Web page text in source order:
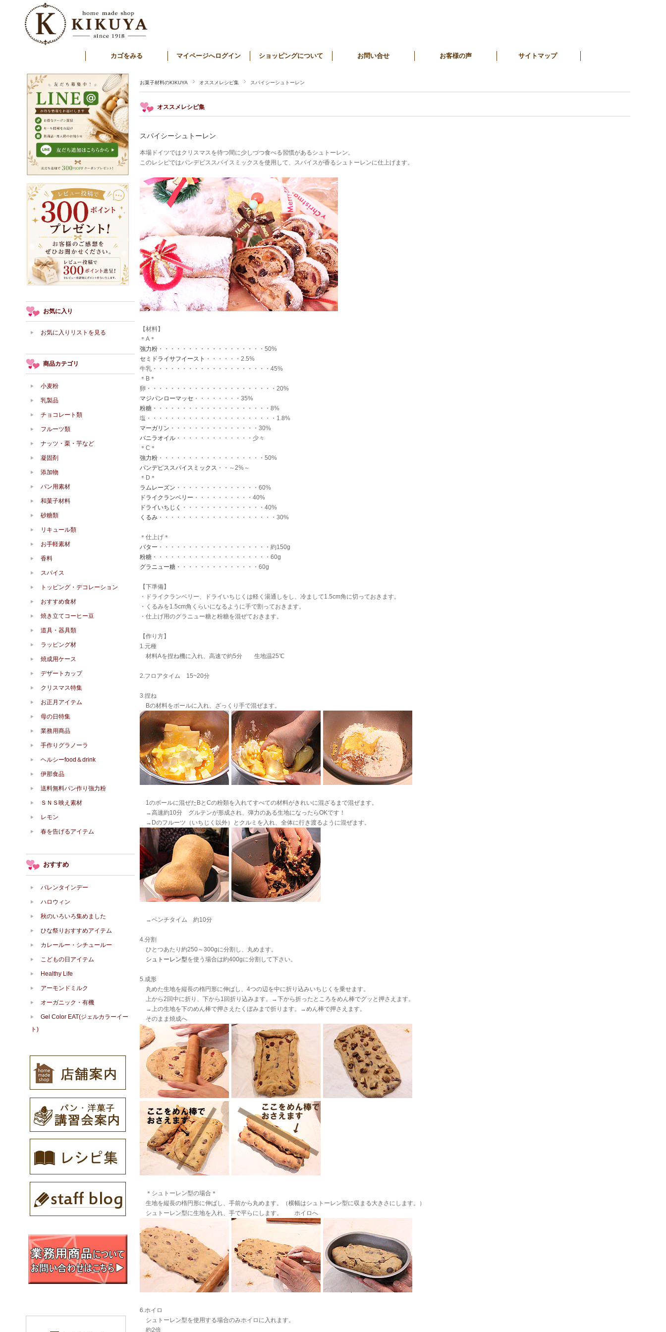
カゴをみる マイページへログイン ショッピングについて お問い合せ お客様の声 サイトマップ
お菓子材料のKIKUYA オススメレシピ集 スパイシーシュトーレン
オススメレシピ集
スパイシーシュトーレン
本場ドイツではクリスマスを待つ間に少しづつ食べる習慣があるシュトーレン。
このレシピではパンデピススパイスミックスを使用して、スパイスが香るシュトーレンに仕上げます。
【材料】
＊A＊
強力粉 ・・・・・・・・・・・・・・・・・・50%
セミドライサフイースト ・・・・・・2.5%
牛乳・・・・・・・・・・・・・・・・・・・・45%
＊B＊
卵・・・・・・・・・・・・・・・・・・・・・・20%
マジパンローマッセ ・・・・・・・・35%
粉糖 ・・・・・・・・・・・・・・・・・・・・8%
塩・・・・・・・・・・・・・・・・・・・・・・1.8%
マーガリン ・・・・・・・・・・・・・・・30%
バニラオイル ・・・・・・・・・・・・・少々
＊C＊
強力粉 ・・・・・・・・・・・・・・・・・・50%
パンデピススパイスミックス ・・～2%～
＊D＊
ラムレーズン ・・・・・・・・・・・・・・60%
ドライクランベリー ・・・・・・・・・・40%
ドライいちじく
・・・・・・・・・・・・・・40%
くるみ ・・・・・・・・・・・・・・・・・・・・30%
＊仕上げ＊
バター ・・・・・・・・・・・・・・・・・・・約150g
粉糖 ・・・・・・・・・・・・・・・・・・・・60g
グラニュー糖 ・・・・・・・・・・・・・・60g
【下準備】
・ドライクランベリー、ドライいちじくは軽く湯通しをし、冷まして1.5cm角に切っておきます。
・くるみを1.5cm角くらいになるように手で割っておきます。
・仕上げ用のグラニュー糖と粉糖を混ぜておきます。
【作り方】
1.元種
材料Aを捏ね機に入れ、高速で約5分 生地温25℃
2.フロアタイム 15~20分
3.捏ね
Bの材料をボールに入れ、ざっくり手で混ぜます。
1のボールに混ぜたBとCの粉類を入れてすべての材料がきれいに混ざるまで混ぜます。
→高速約10分 グルテンが形成され、弾力のある生地になったらOKです！
→Dのフルーツ（いちじく以外）とクルミを入れ、全体に行き渡るように混ぜます。
→ベンチタイム 約10分
4.分割
ひとつあたり約250～300gに分割し、丸めます。
シュトーレン型を使う場合は約400gに分割して下さい。
5.成形
丸めた生地を縦長の楕円形に伸ばし、4つの辺を中に折り込みいちじくを乗せます。
上から2回中に折り、下から1回折り込みます。→下から折ったところをめん棒でグッと押さえます。
→上の生地を下のめん棒で押さえたくぼみまで折ります。→めん棒で押さえます。
そのまま焼成へ
＊シュトーレン型の場合＊
生地を縦長の楕円形に伸ばし、手前から丸めます。（横幅はシュトーレン型に収まる大きさにします。）
シュトーレン型に生地を入れ、手で平らにします。 ホイロへ
6.ホイロ
シュトーレン型を使用する場合のみホイロに入れます。
約2倍
お気に入り
お気に入りリストを見る
商品カテゴリ
小麦粉
乳製品
チョコレート類
フルーツ類
ナッツ・栗・芋など
凝固剤
添加物
パン用素材
和菓子材料
砂糖類
リキュール類
お手軽素材
香料
スパイス
トッピング・デコレーション
おすすめ食材
焼き立てコーヒー豆
道具・器具類
ラッピング材
焼成用ケース
デザートカップ
クリスマス特集
お正月アイテム
母の日特集
業務用商品
手作りグラノーラ
ヘルシーfood＆drink
伊那食品
送料無料パン作り強力粉
ＳＮＳ映え素材
レモン
春を告げるアイテム
おすすめ
バレンタインデー
ハロウィン
秋のいろいろ集めました
ひな祭りおすすめアイテム
カレールー・シチュールー
こどもの日アイテム
Healthy Life
アーモンドミルク
オーガニック・有機
Gel Color EAT(ジェルカラーイー
ト)